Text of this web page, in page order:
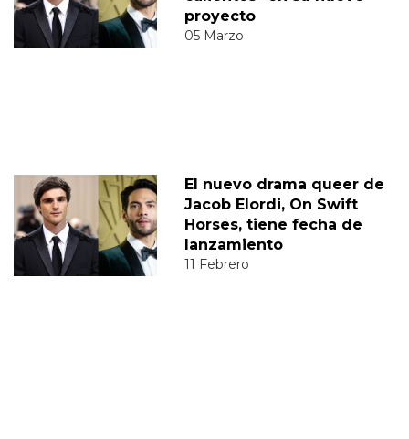
proyecto
05 Marzo
El nuevo drama queer de
Jacob Elordi, On Swift
Horses, tiene fecha de
lanzamiento
11 Febrero